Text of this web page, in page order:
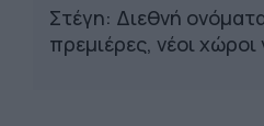
Στέγη: Διεθνή
πρεμιέρες, νέοι χώροι